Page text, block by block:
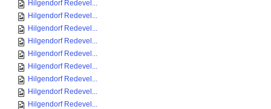
Hilgendorf Redevel...
Hilgendorf Redevel...
Hilgendorf Redevel...
Hilgendorf Redevel...
Hilgendorf Redevel...
Hilgendorf Redevel...
Hilgendorf Redevel...
Hilgendorf Redevel...
Hilgendorf Redevel...